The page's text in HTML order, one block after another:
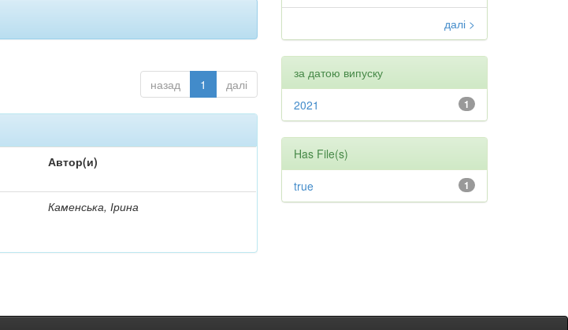
назад 1 далі
Автор(и)
Каменська, Ірина
далі >
за датою випуску
1
2021
Has File(s)
1
true